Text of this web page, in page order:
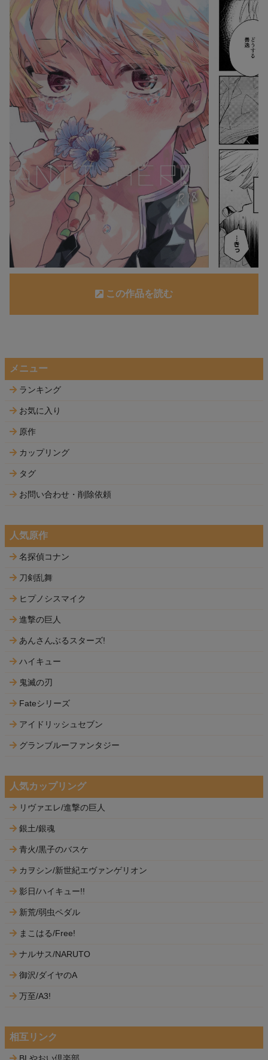
この作品を読む
メニュー
ランキング
お気に入り
原作
カップリング
タグ
お問い合わせ・削除依頼
人気原作
名探偵コナン
刀剣乱舞
ヒプノシスマイク
進撃の巨人
あんさんぶるスターズ!
ハイキュー
鬼滅の刃
Fateシリーズ
アイドリッシュセブン
グランブルーファンタジー
人気カップリング
リヴァエレ/進撃の巨人
銀土/銀魂
青火/黒子のバスケ
カヲシン/新世紀エヴァンゲリオン
影日/ハイキュー!!
新荒/弱虫ペダル
まこはる/Free!
ナルサス/NARUTO
御沢/ダイヤのA
万至/A3!
相互リンク
BLやおい倶楽部